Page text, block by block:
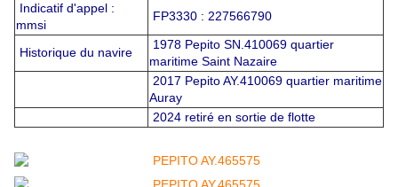
Indicatif d'appel :
mmsi
FP3330 : 227566790
Historique du navire
1978 Pepito SN.410069 quartier
maritime Saint Nazaire
2017 Pepito AY.410069 quartier maritime
Auray
2024 retiré en sortie de flotte